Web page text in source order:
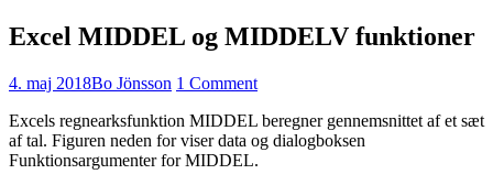
Excel MIDDEL og MIDDELV funktioner
4. maj 2018Bo Jönsson 1 Comment
Excels regnearksfunktion MIDDEL beregner gennemsnittet af et sæt
af tal. Figuren neden for viser data og dialogboksen
Funktionsargumenter for MIDDEL.